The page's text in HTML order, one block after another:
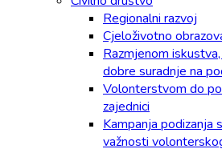
Regionalni razvoj
Cjeloživotno
Razmjenom
dobre suradnje na
Volonterstvom do
zajednici
Kampanja podizanja
važnosti